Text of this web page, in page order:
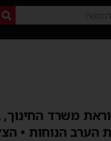
משרד
הערב הנוחות •